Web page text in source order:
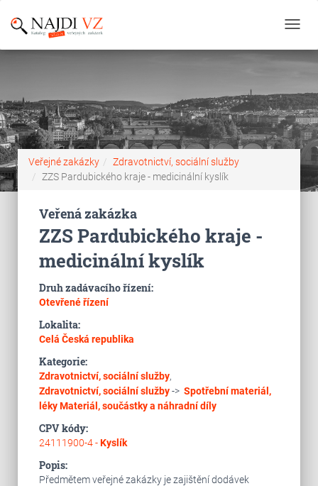
Veřejné zakázky
Zdravotnictví, sociální služby
ZZS Pardubického kraje - medicinální kyslík
Veřená zakázka
ZZS Pardubického kraje -
medicinální kyslík
Druh zadávacího řízení:
Otevřené řízení
Lokalita:
Celá Česká republika
Kategorie:
Zdravotnictví, sociální služby,
Zdravotnictví, sociální služby-> Spotřební materiál,
lékyMateriál, součástky a náhradní díly
CPV kódy:
24111900-4 -Kyslík
Popis:
Předmětem veřejné zakázky je zajištění dodávek